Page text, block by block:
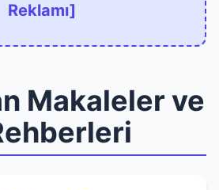
Reklamı]
Makaleler ve